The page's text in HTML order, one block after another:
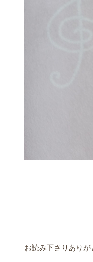
お読み下さりあり